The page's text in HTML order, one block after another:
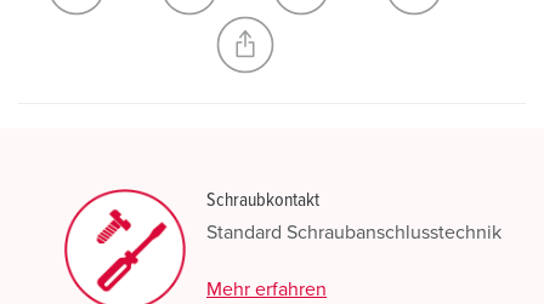
NEUE LISTE ERSTELLEN
Schraubkontakt
Standard Schraubanschlusstechnik
Mehr erfahren